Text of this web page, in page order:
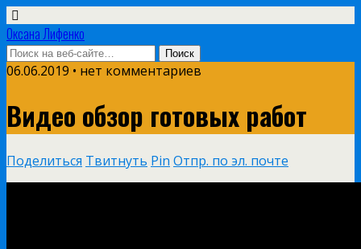
Оксана Лифенко
06.06.2019 • нет комментариев
Видео обзор готовых работ
Поделиться Твитнуть Pin Отпр. по эл. почте